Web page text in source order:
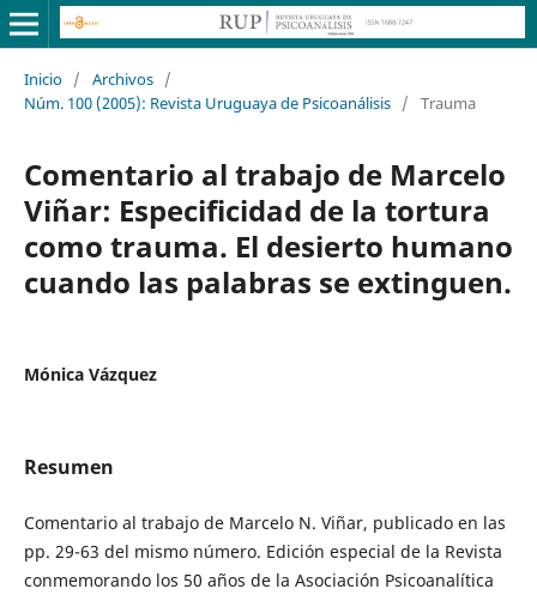
Inicio / Archivos /
Núm. 100 (2005): Revista Uruguaya de Psicoanálisis / Trauma
Comentario al trabajo de Marcelo
Viñar: Especificidad de la tortura
como trauma. El desierto humano
cuando las palabras se extinguen.
Mónica Vázquez
Resumen
Comentario al trabajo de Marcelo N. Viñar, publicado en las
pp. 29-63 del mismo número. Edición especial de la Revista
conmemorando los 50 años de la Asociación Psicoanalítica